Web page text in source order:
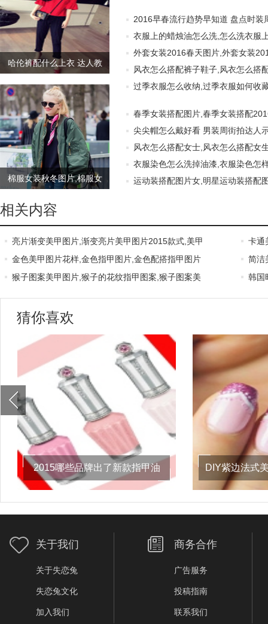
哈伦裤配什么上衣 达人教
你穿出时髦轻奢feel
棉服女装秋冬图片,棉服女
2016早春流行趋势早知道 盘点时装
衣服上的蜡烛油怎么洗,怎么洗衣服
外套女装2016春天图片,外套女装
风衣怎么搭配裤子鞋子,风衣怎么搭
过季衣服怎么收纳,过季衣服如何收
春季女装搭配图片,春季女装搭配
尖尖帽怎么戴好看 男装周街拍达人
风衣怎么搭配女士,风衣怎么搭配女
衣服染色怎么洗掉油漆,衣服染色怎
运动装搭配图片女,明星运动装搭配
相关内容
亮片渐变美甲图片,渐变亮片美甲图片2015款式,美甲
卡通
金色美甲图片花样,金色指甲图片,金色配搭指甲图片
简洁
猴子图案美甲图片,猴子的花纹指甲图案,猴子图案美
韩国
猜你喜欢
2015哪些品牌出了新款指甲油
分享颜值高流行指甲
DIY紫边法式
关于我们
关于失恋兔
失恋兔文化
加入我们
商务合作
广告服务
投稿指南
联系我们